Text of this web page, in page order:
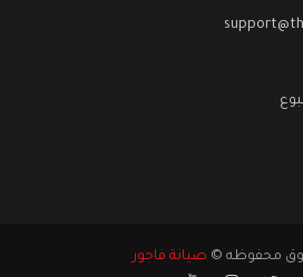
محفوظه © صيانة فاجور